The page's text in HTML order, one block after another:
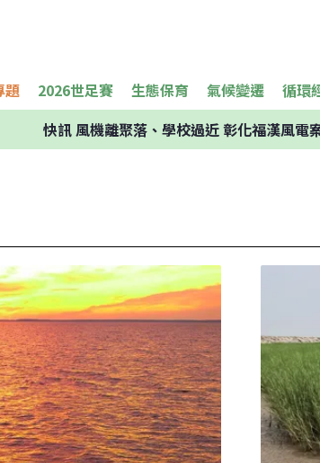
題 2026世足賽 生態保育 氣候變遷 循環
快訊風機離聚落、學校過近 彰化福漢風電